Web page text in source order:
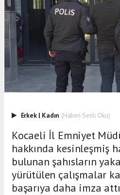
Erkek | Kadın (Haberi Sesli Oku)
Kocaeli İl Emniyet
hakkında kesinleşmiş
bulunan şahısların
yürütülen çalışmalar
başarıya daha imza